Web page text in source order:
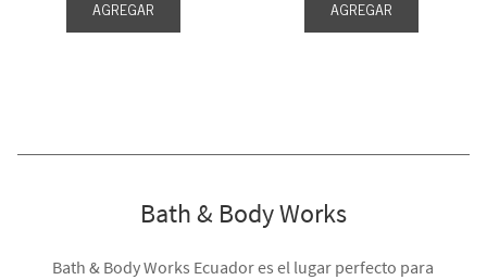
AGREGAR AGREGAR
Bath & Body Works
Bath & Body Works Ecuador es el lugar perfecto para